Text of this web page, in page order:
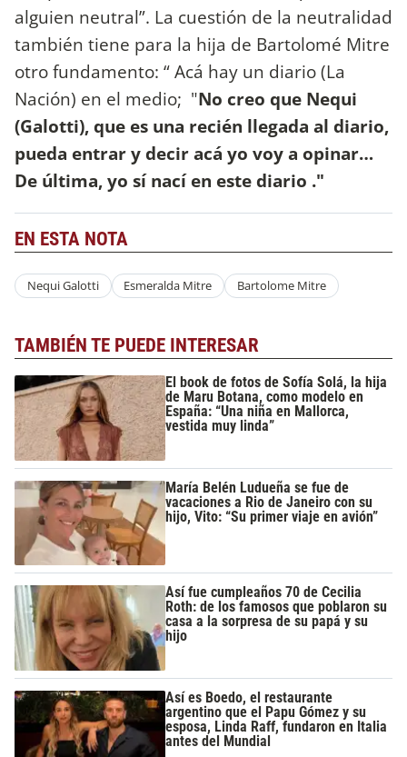
alguien neutral”. La cuestión de la neutralidad
también tiene para la hija de Bartolomé Mitre
otro fundamento: “ Acá hay un diario (La
Nación) en el medio; "No creo que Nequi
(Galotti), que es una recién llegada al diario,
pueda entrar y decir acá yo voy a opinar…
De última, yo sí nací en este diario ."
EN ESTA NOTA
Nequi Galotti Esmeralda Mitre Bartolome Mitre
TAMBIÉN TE PUEDE INTERESAR
El book de fotos de Sofía Solá, la hija
de Maru Botana, como modelo en
España: “Una niña en Mallorca,
vestida muy linda”
María Belén Ludueña se fue de
vacaciones a Rio de Janeiro con su
hijo, Vito: “Su primer viaje en avión”
Así fue cumpleaños 70 de Cecilia
Roth: de los famosos que poblaron su
casa a la sorpresa de su papá y su
hijo
Así es Boedo, el restaurante
argentino que el Papu Gómez y su
esposa, Linda Raff, fundaron en Italia
antes del Mundial